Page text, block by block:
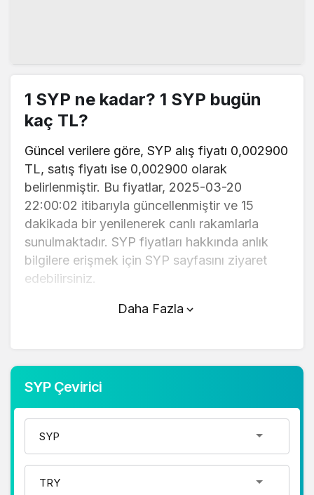
1 SYP ne kadar? 1 SYP bugün
kaç TL?
Güncel verilere göre, SYP alış fiyatı 0,002900
TL, satış fiyatı ise 0,002900 olarak
belirlenmiştir. Bu fiyatlar, 2025-03-20
22:00:02 itibarıyla güncellenmiştir ve 15
dakikada bir yenilenerek canlı rakamlarla
sunulmaktadır. SYP fiyatları hakkında anlık
bilgilere erişmek için SYP sayfasını ziyaret
edebilirsiniz.
SYP (TL) fiyatı bugün düştü.
işlem hacmi 0. Fiyatı son 24 saatte 0,280000
değişim göstermiştir..
SYP hesaplama işlemleri için, sayfanın
üstünde yer alan çevirici aracını kullanarak
mevcut fiyatlar üzerinden hızlı ve kolay bir
şekilde çevirme işlemlerinizi
Daha Fazla
SYP Çevirici